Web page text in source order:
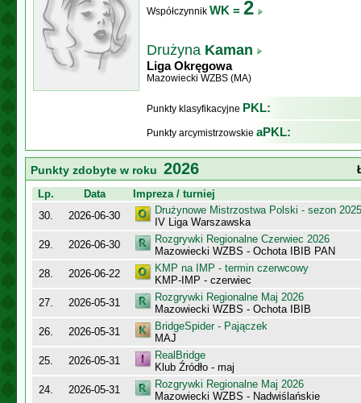
Współczynnik WK = 2
Drużyna Kaman
Liga Okręgowa
Mazowiecki WZBS (MA)
Punkty klasyfikacyjne PKL:
Punkty arcymistrzowskie aPKL:
Punkty zdobyte w roku 2026
Lp.
Data
Impreza / turniej
30.
2026-06-30
Drużynowe Mistrzostwa Polski - sezon
IV Liga Warszawska
29.
2026-06-30
Rozgrywki Regionalne Czerwiec 2026
Mazowiecki WZBS - Ochota IBIB PAN
28.
2026-06-22
KMP na IMP - termin czerwcowy
KMP-IMP - czerwiec
27.
2026-05-31
Rozgrywki Regionalne Maj 2026
Mazowiecki WZBS - Ochota IBIB
26.
2026-05-31
BridgeSpider - Pajączek
MAJ
25.
2026-05-31
RealBridge
Klub Źródło - maj
24.
2026-05-31
Rozgrywki Regionalne Maj 2026
Mazowiecki WZBS - Nadwiślańskie